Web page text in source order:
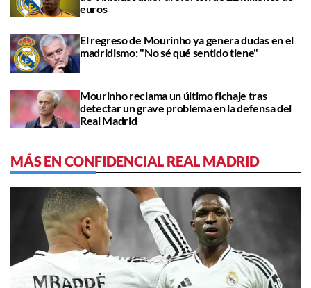
euros
El regreso de Mourinho ya genera dudas en el
madridismo: "No sé qué sentido tiene"
Mourinho reclama un último fichaje tras
detectar un grave problema en la defensa del
Real Madrid
MÁS EN CONFIDENCIAL REAL MADRID